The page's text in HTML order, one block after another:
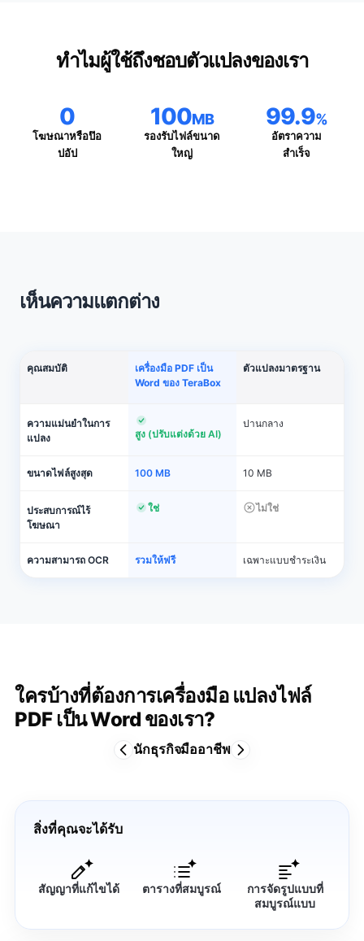
ทำไมผู้ใช้ถึงชอบตัวแปลงของเรา
0
โฆษณาหรือป๊อ
ปอัป
100MB
รองรับไฟล์ขนาด
ใหญ่
99.9%
อัตราความ
สำเร็จ
เห็นความแตกต่าง
คุณสมบัติ
เครื่องมือ PDF เป็น
Word ของ TeraBox
ตัวแปลงมาตรฐาน
ความแม่นยำในการ
แปลง
สูง (ปรับแต่งด้วย AI)
ปานกลาง
ขนาดไฟล์สูงสุด 100 MB 10 MB
ประสบการณ์ไร้
โฆษณา
ใช่ ไม่ใช่
ความสามารถ OCR รวมให้ฟรี เฉพาะแบบชำระเงิน
ใครบ้างที่ต้องการเครื่องมือ แปลงไฟล์
PDF เป็น Word ของเรา?
นักธุรกิจมืออาชีพ
สิ่งที่คุณจะได้รับ
สัญญาที่แก้ไขได้ ตารางที่สมบูรณ์
การจัดรูปแบบที่
สมบูรณ์แบบ